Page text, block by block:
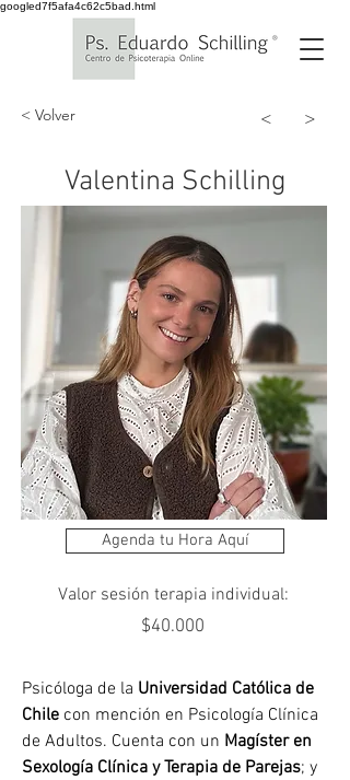
googled7f5afa4c62c5bad.html
< Volver < >
Valentina Schilling
Agenda tu Hora Aquí
Valor sesión terapia individual:
$40.000
Psicóloga de la Universidad Católica de
Chile con mención en Psicología Clínica
de Adultos. Cuenta con un Magíster en
Sexología Clínica y Terapia de Parejas; y